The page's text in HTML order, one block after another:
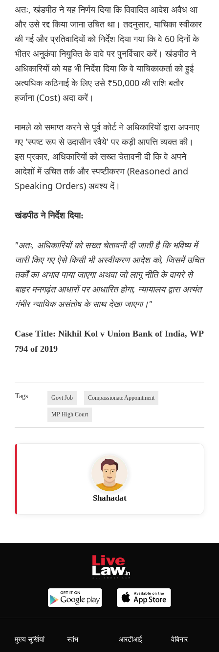
अतः, खंडपीठ ने यह निर्णय दिया कि विवादित आदेश अवैध था
और उसे रद्द किया जाना उचित था। तदनुसार, याचिका स्वीकार
की गई और प्रतिवादियों को निर्देश दिया गया कि वे 60 दिनों के
भीतर अनुकंपा नियुक्ति के दावे पर पुनर्विचार करें। खंडपीठ ने
अधिकारियों को यह भी निर्देश दिया कि वे याचिकाकर्ता को हुई
अत्यधिक कठिनाई के लिए उसे ₹50,000 की राशि बतौर
हर्जाना (Cost) अदा करें।
मामले को समाप्त करने से पूर्व कोर्ट ने अधिकारियों द्वारा अपनाए
गए 'स्पष्ट रूप से उदासीन रवैये' पर कड़ी आपत्ति व्यक्त की।
इस प्रकार, अधिकारियों को सख्त चेतावनी दी कि वे अपने
आदेशों में उचित तर्क और स्पष्टीकरण (Reasoned and
Speaking Orders) अवश्य दें।
खंडपीठ ने निर्देश दिया:
"अतः, अधिकारियों को सख्त चेतावनी दी जाती है कि भविष्य में
जारी किए गए ऐसे किसी भी अस्वीकरण आदेश को, जिसमें उचित
तर्कों का अभाव पाया जाएगा अथवा जो लागू नीति के दायरे से
बाहर मनगढ़ंत आधारों पर आधारित होगा, न्यायालय द्वारा अत्यंत
गंभीर न्यायिक असंतोष के साथ देखा जाएगा।"
Case Title: Nikhil Kol v Union Bank of India, WP
794 of 2019
Tags Govt Job Compassionate Appointment
MP High Court
Shahadat
मुख्य सुर्खियां स्तंभ आरटीआई वेबिनार